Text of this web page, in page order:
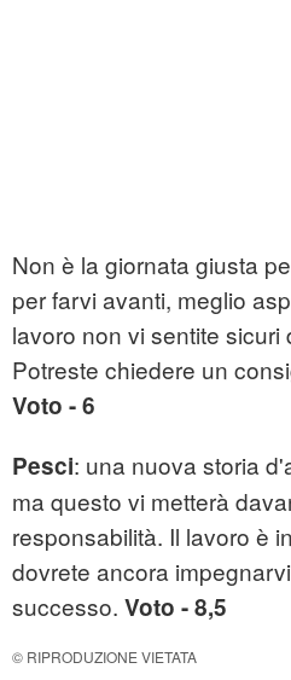
Non è la giornata giusta
per farvi avanti, meglio
lavoro non vi sentite sicuri
Potreste chiedere un
Voto - 6
Pesci: una nuova storia
ma questo vi metterà
responsabilità. Il lavoro è
dovrete ancora
successo. Voto - 8,5
© RIPRODUZIONE VIETATA